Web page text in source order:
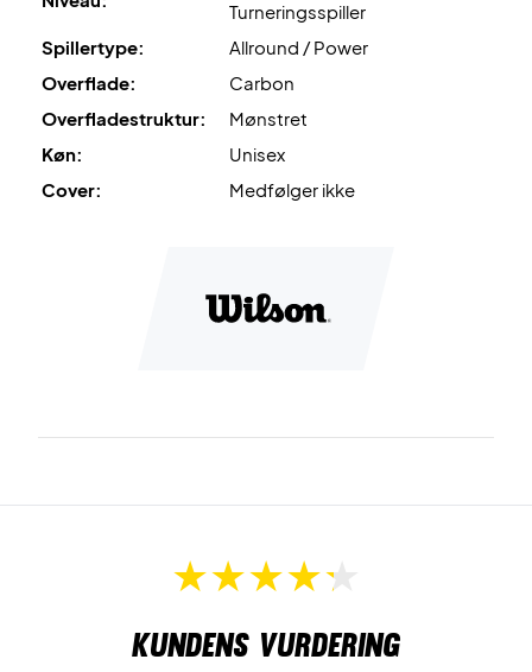
Turneringsspiller
Spillertype:
Allround / Power
Overflade:
Carbon
Overfladestruktur:
Mønstret
Køn:
Unisex
Cover:
Medfølger ikke
Kundens vurdering